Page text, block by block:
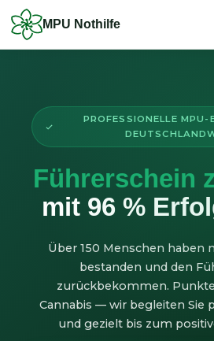
Zum
Inhalt
springen
MPU Nothilfe
PROFESSIONELLE MPU-
Führerschein
mit 96 %
Über 150 Menschen haben
bestanden und den
zurückbekommen.
Cannabis — wir begleiten Sie
und gezielt bis zum